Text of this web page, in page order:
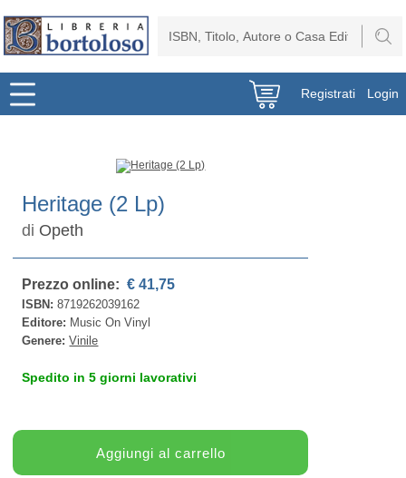
Registrati Login
Heritage (2 Lp)
di Opeth
Prezzo online: € 41,75
ISBN:8719262039162
Editore: Music On Vinyl
Genere:Vinile
Spedito in 5 giorni lavorativi